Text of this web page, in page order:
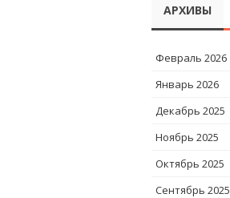
АРХИВЫ
Февраль 2026
Январь 2026
Декабрь 2025
Ноябрь 2025
Октябрь 2025
Сентябрь 2025